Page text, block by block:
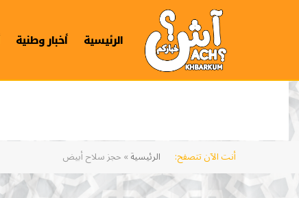
الرئيسية أخبار وطنية
أنت الآن تتصفح: الرئيسية»حجز سلاح أبيض